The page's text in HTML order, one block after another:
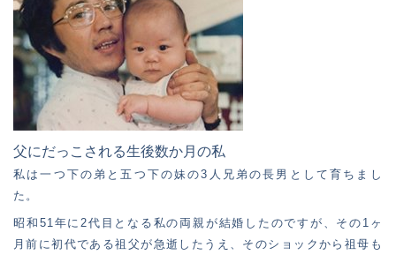
父にだっこされる生後数か月の私
私は一つ下の弟と五つ下の妹の3人兄弟の長男として育ちまし
た。
昭和51年に2代目となる私の両親が結婚したのですが、その1ヶ
月前に初代である祖父が急逝したうえ、そのショックから祖母も